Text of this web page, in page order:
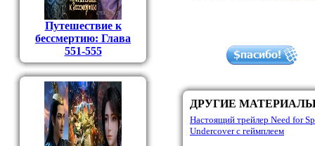
Путешествие к
бессмертию: Глава
551-555
ДРУГИЕ
Настоящий трейлер Need for
Undercover с геймплеем